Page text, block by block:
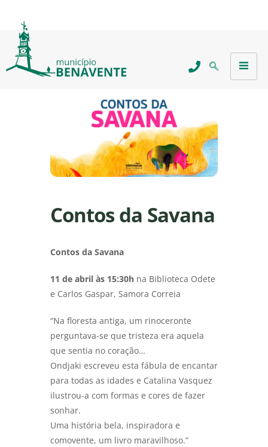
Contos da Savana
Contos da Savana
11 de abril às 15:30h na Biblioteca Odete
e Carlos Gaspar, Samora Correia
“Na floresta antiga, um rinoceronte
perguntava-se que tristeza era aquela
que sentia no coração…
Ondjaki escreveu esta fábula de encantar
para todas as idades e Catalina Vasquez
ilustrou-a com formas e cores de fazer
sonhar.
Uma história bela, inspiradora e
comovente, um livro maravilhoso.”